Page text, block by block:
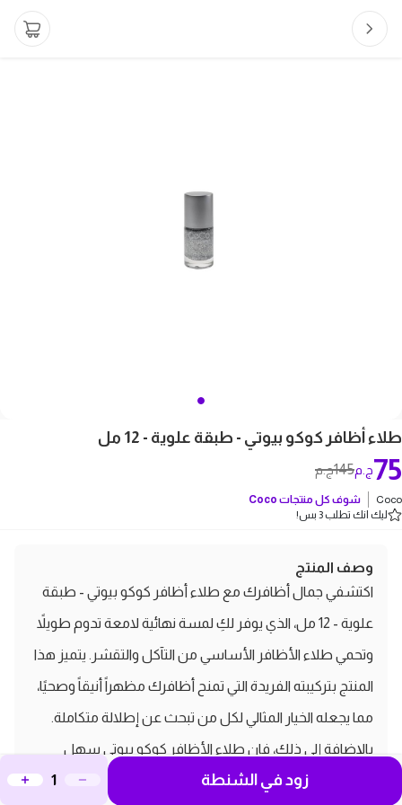
طلاء أظافر كوكو بيوتي - طبقة علوية - 12 مل
145ج.م 75ج.م
Coco شوف كل منتجات Coco
ليك انك تطلب 3 بس!
وصف المنتج
اكتشفي جمال أظافرك مع طلاء أظافر كوكو بيوتي - طبقة
علوية - 12 مل، الذي يوفر لكِ لمسة نهائية لامعة تدوم طويلاً
وتحمي طلاء الأظافر الأساسي من التآكل والتقشر. يتميز هذا
المنتج بتركيبته الفريدة التي تمنح أظافرك مظهراً أنيقاً وصحيًا،
مما يجعله الخيار المثالي لكل من تبحث عن إطلالة متكاملة.
بالإضافة إلى ذلك، فإن طلاء الأظافر كوكو بيوتي سهل
الاستخدام ويجف بسرعة ليمنحك الوقت الكافي للاستمتاع
زود في الشنطة